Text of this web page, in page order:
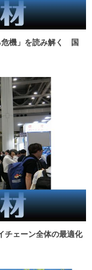
危機」を読み解く 国
チェーン全体の最適化